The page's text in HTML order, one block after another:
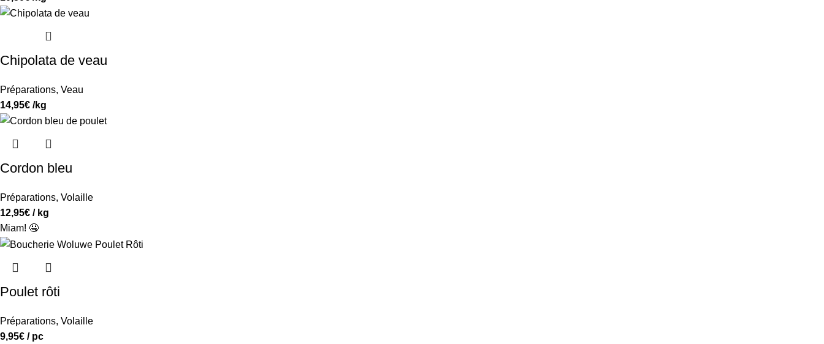
Chipolata de veau
Préparations, Veau
14,95€ /kg
Cordon bleu
Préparations, Volaille
12,95€ / kg
Miam! 🤤
Poulet rôti
Préparations, Volaille
9,95€ / pc